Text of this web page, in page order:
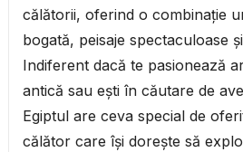
călătorii, oferind o combinație
bogată, peisaje spectaculoase
Indiferent dacă te pasionează
antică sau ești în căutare de
Egiptul are ceva special de
călător care își dorește să